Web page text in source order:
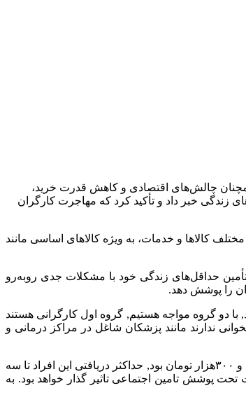
چالش‌های اقتصادی و کاهش قدرت خرید،
۷ میلیون تومانی حقوق کارگران نسبت به هزینه‌های زندگی خبر داد و تأکید کرد که مهاجرت کارگران
کالاها و خدمات، به ویژه کالاهای اساسی مانند
حداقل‌های زندگی خود با مشکلات جدی روبه‌رو
را پوشش دهد.
با دو گروه مواجه هستیم,‌ گروه اول کارگرانی هستند
ندارند مانند پزشکان شاغل در مراکز درمانی و
خدایی با اشاره به اینکه بارها درباره وضع معیشتی ۷۰درصد مزدبگیران مشمول قانون کار هشدار دادیم افزود: برای سال ۱۴۰۳ که حداقل دستمزد ۷میلیون و ۳۰۰هزار تومان بود, حداکثر دریافتی این افراد تا سه
پوشش تامین اجتماعی تاثیر گذار خواهد بود. به